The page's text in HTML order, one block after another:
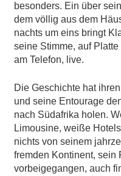
besonders. Ein über
dem völlig aus dem
nachts um eins bringt
seine Stimme, auf
am Telefon, live.
Die Geschichte hat
und seine Entourage
nach Südafrika holen.
Limousine, weiße
nichts von seinem
fremden Kontinent, sein
vorbeigegangen, auch